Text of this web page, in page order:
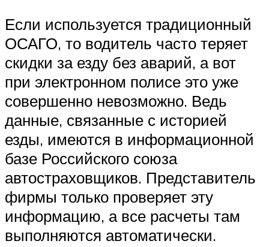
Если используется традиционный
ОСАГО, то водитель часто теряет
скидки за езду без аварий, а вот
при электронном полисе это уже
совершенно невозможно. Ведь
данные, связанные с историей
езды, имеются в информационной
базе Российского союза
автостраховщиков. Представитель
фирмы только проверяет эту
информацию, а все расчеты там
выполняются автоматически.